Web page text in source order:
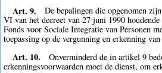
Art. 9.
De bepalingen die opgenomen
VI van het decreet van 27 juni 1990
Fonds voor Sociale Integratie van Personen
toepassing op de vergunning en erkenning
Art. 10.
Onverminderd de in artikel 9
erkenningsvoorwaarden moet de dienst, om